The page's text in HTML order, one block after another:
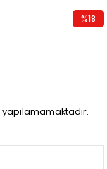
%18
yapılamamaktadır.